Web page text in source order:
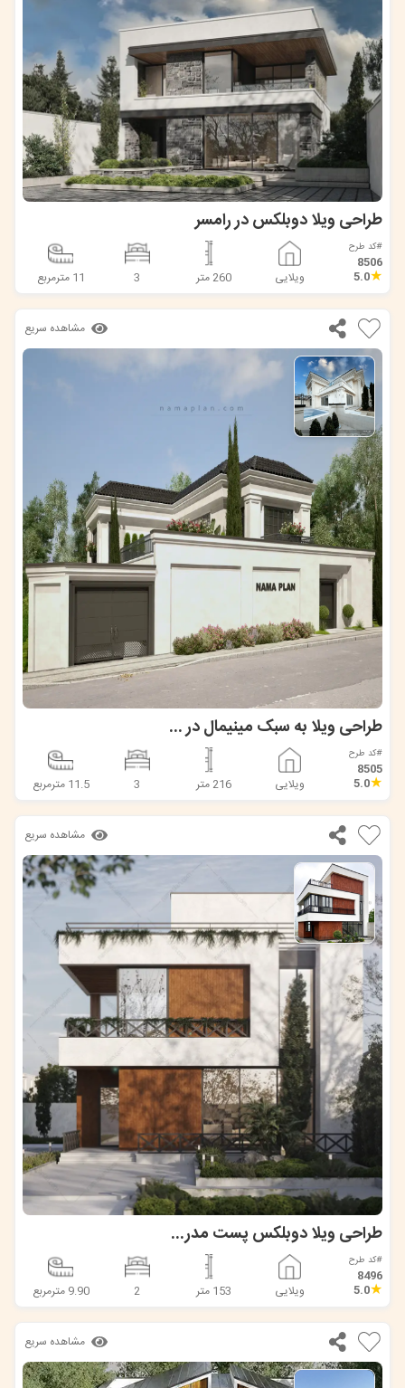
طراحی ویلا دوبلکس در رامسر
#کد طرح
8506
★
5.0 ویلایی 260 متر 3 11 مترمربع
مشاهده سریع
طراحی ویلا به سبک مینیمال در قائمشهر
#کد طرح
8505
★
5.0 ویلایی 216 متر 3 11.5 مترمربع
مشاهده سریع
طراحی ویلا دوبلکس پست مدرن در روستای شب کلا
#کد طرح
8496
★
5.0 ویلایی 153 متر 2 9.90 مترمربع
مشاهده سریع